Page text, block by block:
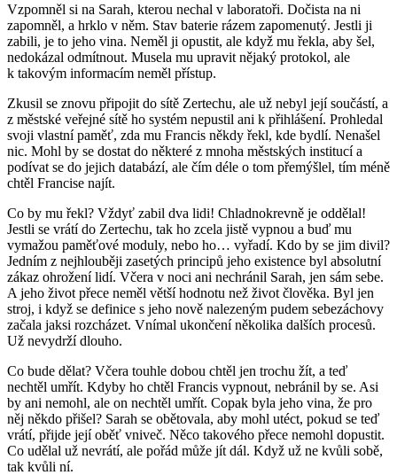
Vzpomněl si na Sarah, kterou nechal v laboratoři. Dočista na ni
zapomněl, a hrklo v něm. Stav baterie rázem zapomenutý. Jestli ji
zabili, je to jeho vina. Neměl ji opustit, ale když mu řekla, aby šel,
nedokázal odmítnout. Musela mu upravit nějaký protokol, ale
k takovým informacím neměl přístup.
Zkusil se znovu připojit do sítě Zertechu, ale už nebyl její součástí, a
z městské veřejné sítě ho systém nepustil ani k přihlášení. Prohledal
svoji vlastní paměť, zda mu Francis někdy řekl, kde bydlí. Nenašel
nic. Mohl by se dostat do některé z mnoha městských institucí a
podívat se do jejich databází, ale čím déle o tom přemýšlel, tím méně
chtěl Francise najít.
Co by mu řekl? Vždyť zabil dva lidi! Chladnokrevně je oddělal!
Jestli se vrátí do Zertechu, tak ho zcela jistě vypnou a buď mu
vymažou paměťové moduly, nebo ho… vyřadí. Kdo by se jim divil?
Jedním z nejhlouběji zasetých principů jeho existence byl absolutní
zákaz ohrožení lidí. Včera v noci ani nechránil Sarah, jen sám sebe.
A jeho život přece neměl větší hodnotu než život člověka. Byl jen
stroj, i když se definice s jeho nově nalezeným pudem sebezáchovy
začala jaksi rozcházet. Vnímal ukončení několika dalších procesů.
Už nevydrží dlouho.
Co bude dělat? Včera touhle dobou chtěl jen trochu žít, a teď
nechtěl umřít. Kdyby ho chtěl Francis vypnout, nebránil by se. Asi
by ani nemohl, ale on nechtěl umřít. Copak byla jeho vina, že pro
něj někdo přišel? Sarah se obětovala, aby mohl utéct, pokud se teď
vrátí, přijde její oběť vniveč. Něco takového přece nemohl dopustit.
Co udělal už nevrátí, ale pořád může jít dál. Když už ne kvůli sobě,
tak kvůli ní.